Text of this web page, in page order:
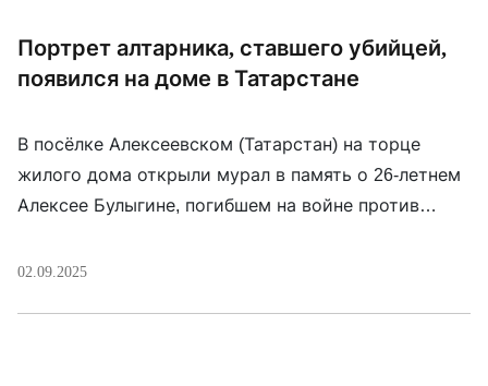
Портрет алтарника, ставшего убийцей,
появился на доме в Татарстане
В посёлке Алексеевском (Татарстан) на торце
жилого дома открыли мурал в память о 26-летнем
Алексее Булыгине, погибшем на войне против
он служил алтарником в храме Воскресения
02.09.2025